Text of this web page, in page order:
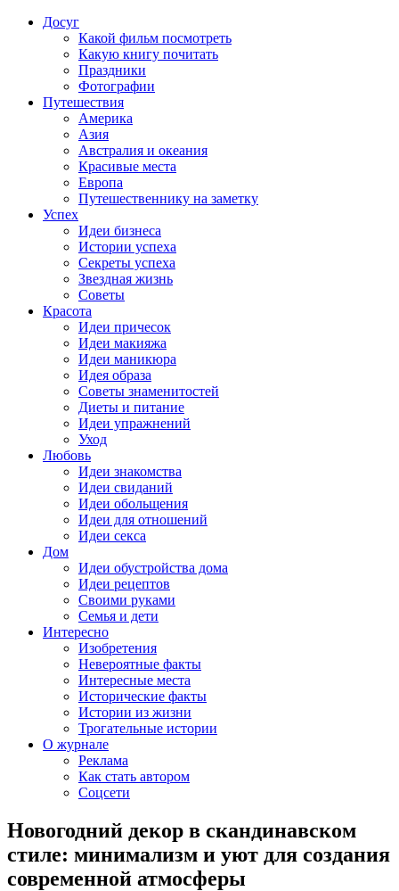
Досуг
Какой фильм посмотреть
Какую книгу почитать
Праздники
Фотографии
Путешествия
Америка
Азия
Австралия и океания
Красивые места
Европа
Путешественнику на заметку
Успех
Идеи бизнеса
Истории успеха
Секреты успеха
Звездная жизнь
Советы
Красота
Идеи причесок
Идеи макияжа
Идеи маникюра
Идея образа
Советы знаменитостей
Диеты и питание
Идеи упражнений
Уход
Любовь
Идеи знакомства
Идеи свиданий
Идеи обольщения
Идеи для отношений
Идеи секса
Дом
Идеи обустройства дома
Идеи рецептов
Своими руками
Семья и дети
Интересно
Изобретения
Невероятные факты
Интересные места
Исторические факты
Истории из жизни
Трогательные истории
О журнале
Реклама
Как стать автором
Соцсети
Новогодний декор в скандинавском
стиле: минимализм и уют для создания
современной атмосферы